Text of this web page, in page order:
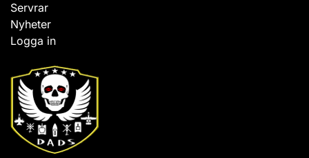
Servrar
Nyheter
Logga in